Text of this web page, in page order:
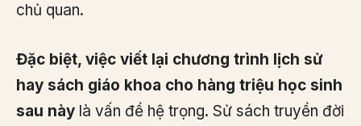
chủ quan.
Đặc biệt, việc viết lại chương trình lịch sử
hay sách giáo khoa cho hàng triệu học sinh
sau này là vấn đề hệ trọng. Sử sách truyền đời